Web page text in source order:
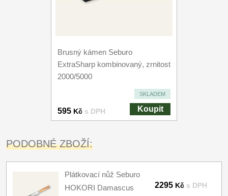
Brusný kámen Seburo
ExtraSharp kombinovaný, zrnitost
2000/5000
SKLADEM
595 Kč s DPH Koupit
PODOBNÉ ZBOŽÍ:
Plátkovací nůž Seburo
HOKORI Damascus
2295 Kč s DPH